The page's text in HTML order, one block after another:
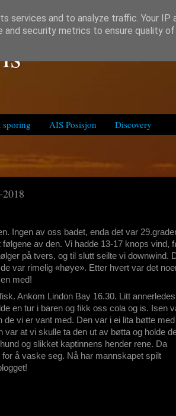
sporing AIS Posisjon Discovery
Ingen av oss badet, enda det var
av den. Vi hadde 13-17 knops vind,
på tvers, og til slutt seilte vi downwind.
var rimelig «høye». Etter hvert var det
med!
Ankom Lindon Bay 16.30. Litt
en tur i baren og fikk oss cola og is. Isen
de vi er vant med. Den var i ei lita bøtte
var at vi skulle ta den ut av bøtta og holde
og slikket kaptinnens hender rene. Da
å vaske seg. Nå har mannskapet spilt
services and to analyze traffic. Your IP
and security metrics to ensure quality